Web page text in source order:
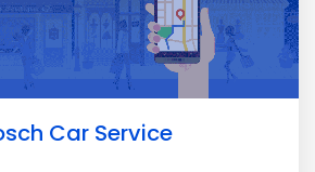
Car Service